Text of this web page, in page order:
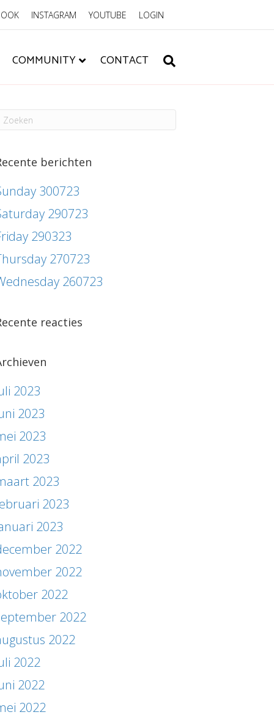
INSTAGRAM YOUTUBE LOGIN
COMMUNITY CONTACT
berichten
300723
290723
290323
270723
260723
reacties
2023
2023
2023
2023
2023
2023
2023
2022
2022
2022
2022
2022
2022
2022
2022